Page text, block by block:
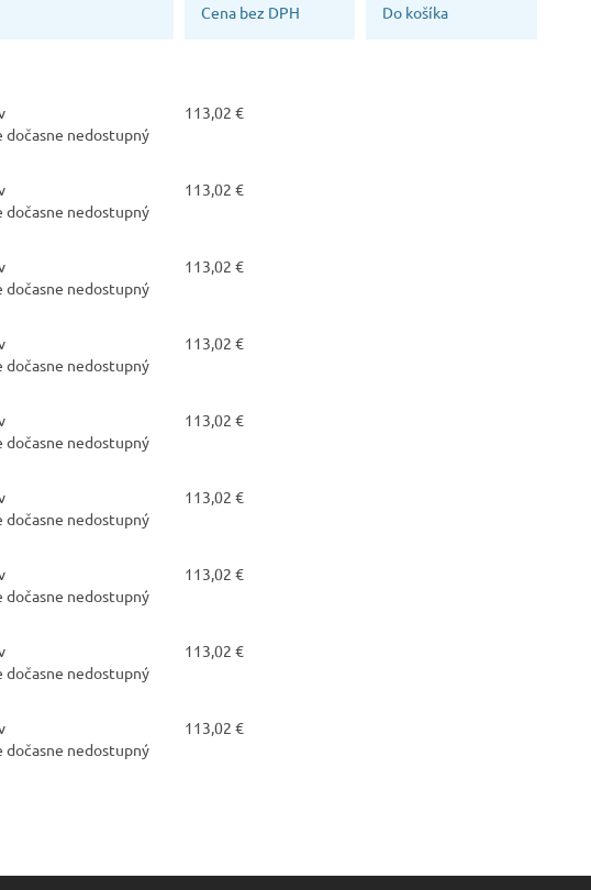
podrážky
Cena bez DPH Do košíka
nedostupný
113,02 €
nedostupný
113,02 €
nedostupný
113,02 €
nedostupný
113,02 €
nedostupný
113,02 €
nedostupný
113,02 €
nedostupný
113,02 €
nedostupný
113,02 €
nedostupný
113,02 €